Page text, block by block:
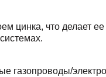
цинка, что делает